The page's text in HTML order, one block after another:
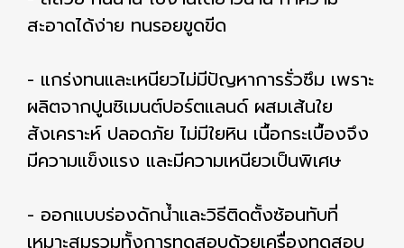
สะอาดได้ง่าย ทนรอยขูดขีด
- แกร่งทนและเหนียวไม่มีปัญหาการรั่วซึม เพราะ
ผลิตจากปูนซิเมนต์ปอร์ตแลนด์ ผสมเส้นใย
สังเคราะห์ ปลอดภัย ไม่มีใยหิน เนื้อกระเบื้องจึง
มีความแข็งแรง และมีความเหนียวเป็นพิเศษ
- ออกแบบร่องดักน้ำและวิธีติดตั้งซ้อนทับที่
เหมาะสมรวมทั้งการทดสอบด้วยเครื่องทดสอบ